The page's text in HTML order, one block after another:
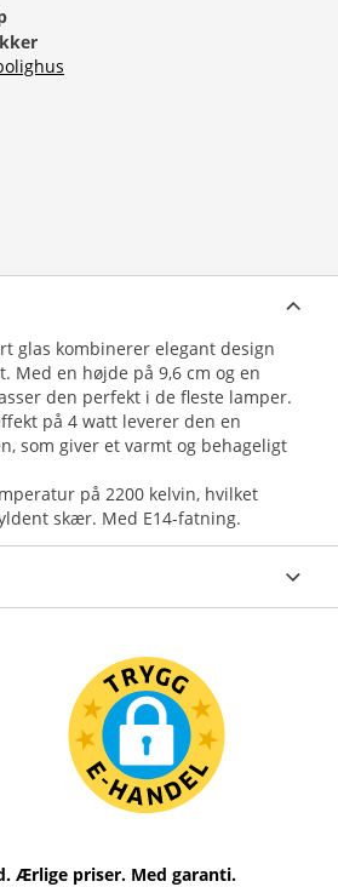
glas kombinerer elegant design
Med en højde på 9,6 cm og en
den perfekt i de fleste lamper.
på 4 watt leverer den en
som giver et varmt og behageligt
på 2200 kelvin, hvilket
skær. Med E14-fatning.
Ærlige priser. Med garanti.